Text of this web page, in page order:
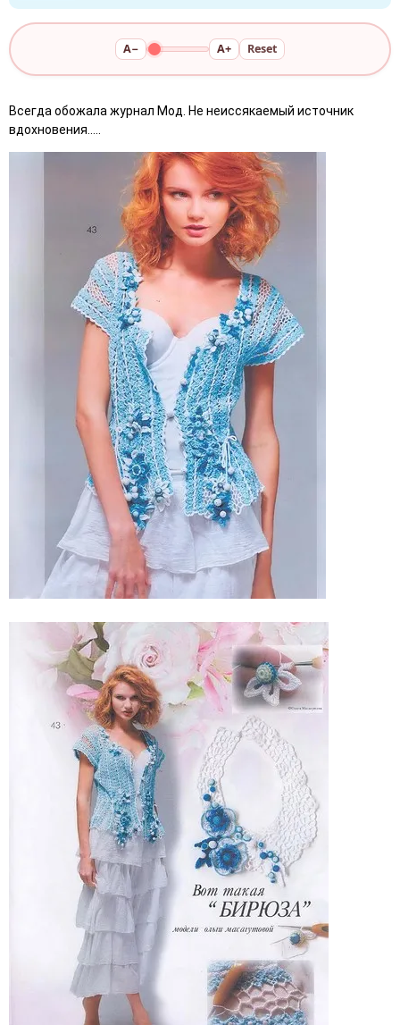
A− A+ Reset
Всегда обожала журнал Мод. Не неиссякаемый источник
вдохновения.....